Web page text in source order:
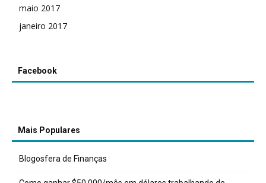
maio 2017
janeiro 2017
Facebook
Mais Populares
Blogosfera de Finanças